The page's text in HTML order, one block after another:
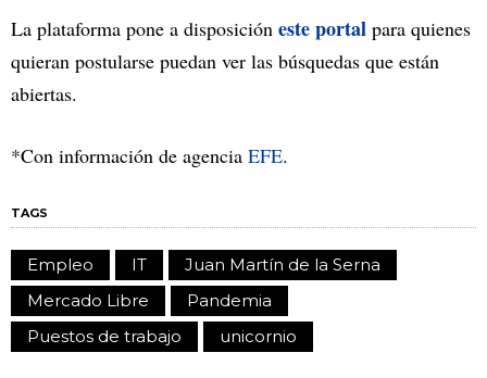
La plataforma pone a disposición este portal para quienes
quieran postularse puedan ver las búsquedas que están
abiertas.
*Con información de agencia EFE.
TAGS
Empleo IT
Juan Martín de la Serna
Mercado Libre
Pandemia
Puestos de trabajo
unicornio